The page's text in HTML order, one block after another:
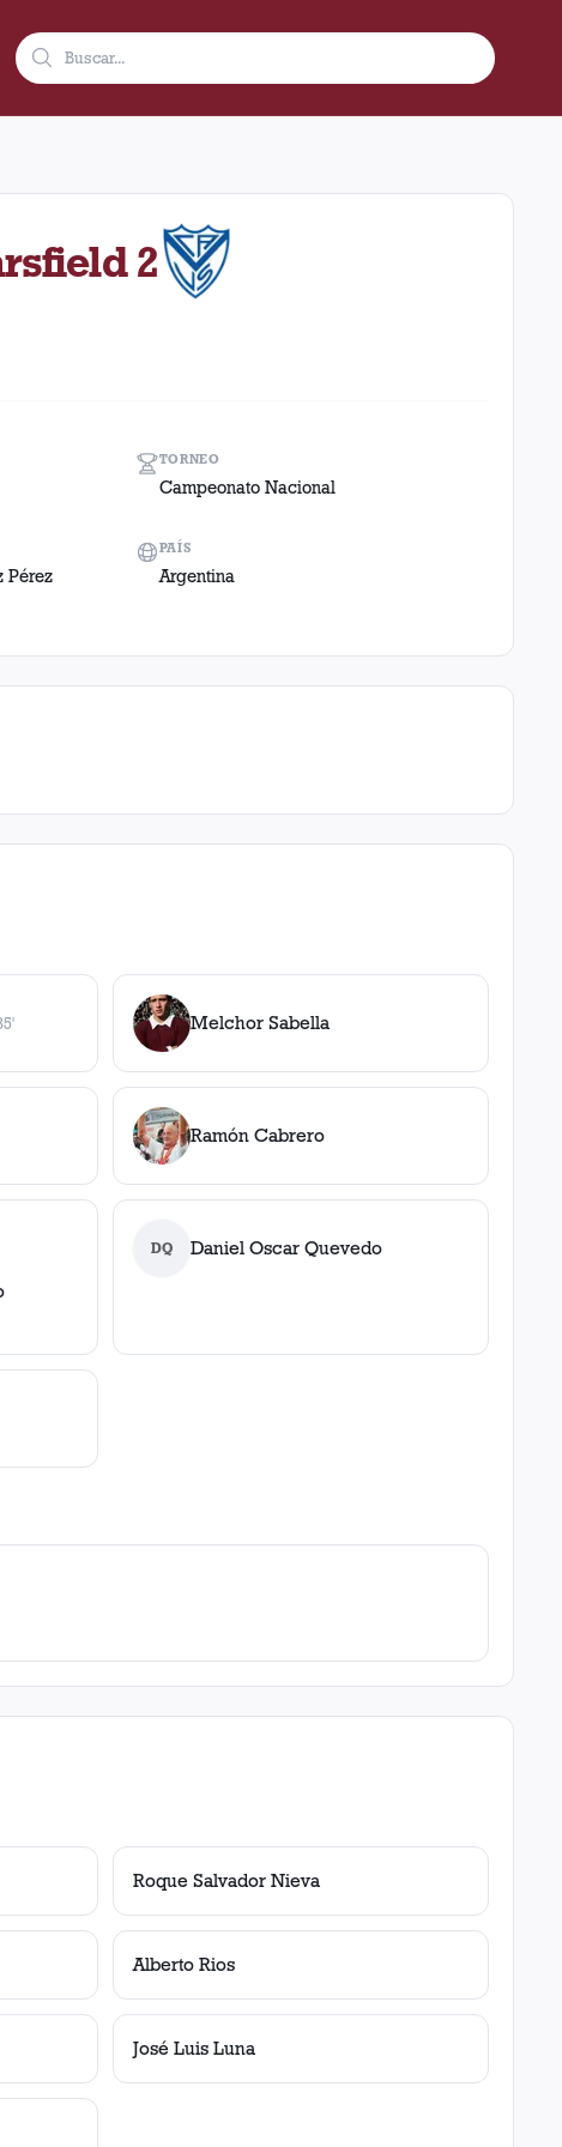
1969 en condición de local en el estadio Ciudad De Lanús -
2
TORNEO
Campeonato Nacional
Pérez
PAÍS
Argentina
Melchor Sabella
Ramón Cabrero
DQ Daniel Oscar Quevedo
Roque Salvador Nieva
Alberto Rios
José Luis Luna